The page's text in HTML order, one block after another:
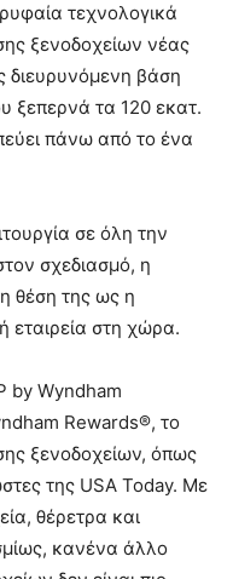
τεχνολογικά
ξενοδοχείων νέας
διευρυνόμενη βάση
ξεπερνά τα 120 εκατ.
πάνω από το ένα
σε όλη την
σχεδιασμό, η
θέση της ως η
εταιρεία στη χώρα.
by Wyndham
Rewards®, το
ξενοδοχείων, όπως
της USA Today. Με
θέρετρα και
κανένα άλλο